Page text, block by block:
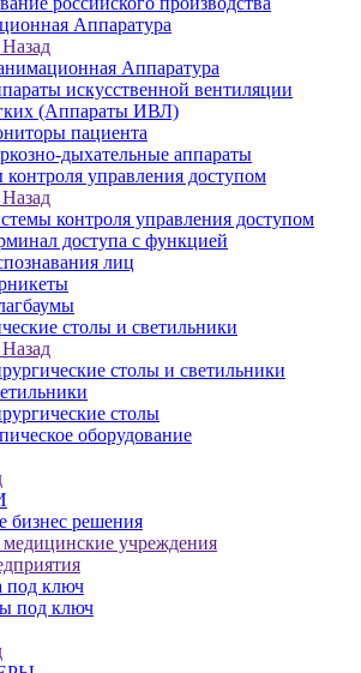
Аппаратура
Назад
Аппаратура
искусственной вентиляции
(Аппараты ИВЛ)
пациента
дыхательные аппараты
управления доступом
Назад
контроля управления доступом
доступа с функцией
лиц
столы и светильники
Назад
столы и светильники
столы
оборудование
бизнес решения
учреждения
под ключ
под ключ